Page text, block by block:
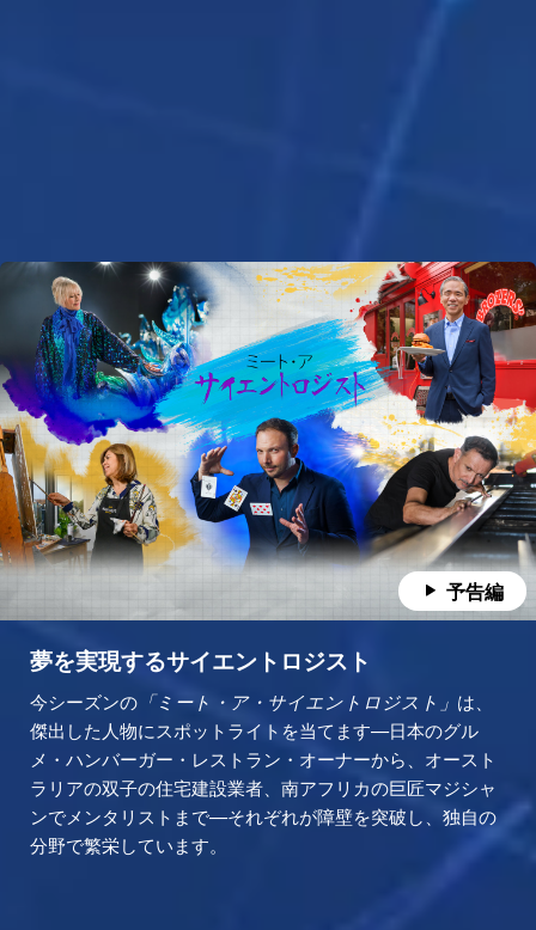
予告編
夢を実現するサイエントロジスト
今シーズンの 「ミート・ア・サイエントロジスト」 は、
傑出した人物にスポットライトを当てます—日本のグル
メ・ハンバーガー・レストラン・オーナーから、オースト
ラリアの双子の住宅建設業者、南アフリカの巨匠マジシャ
ンでメンタリストまで—それぞれが障壁を突破し、独自の
分野で繁栄しています。